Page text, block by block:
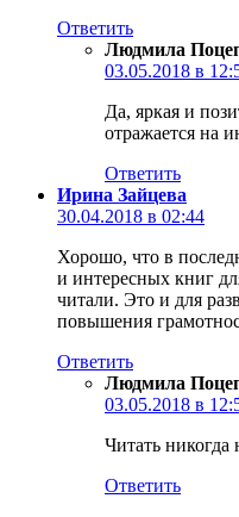
Ответить
Людмила
03.05.2018 в
Да, яркая и
отражается на
Ответить
Ирина Зайцева
30.04.2018 в 02:44
Хорошо, что в
и интересных книг
читали. Это и для
повышения
Ответить
Людмила
03.05.2018 в
Читать никогда
Ответить